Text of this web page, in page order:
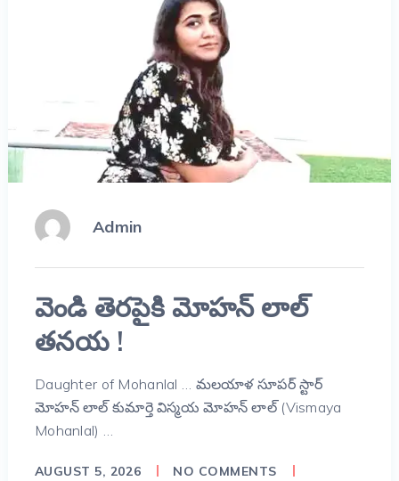
Admin
వెండి తెరపైకి మోహన్ లాల్
తనయ !
Daughter of Mohanlal … మలయాళ సూపర్ స్టార్
మోహన్ లాల్ కుమార్తె విస్మయ మోహన్ లాల్ (Vismaya
Mohanlal) …
AUGUST 5, 2026 NO COMMENTS